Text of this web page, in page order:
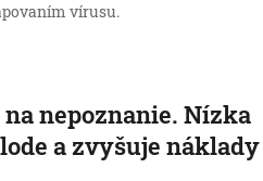
vírusu.
nepoznanie. Nízka
a zvyšuje náklady